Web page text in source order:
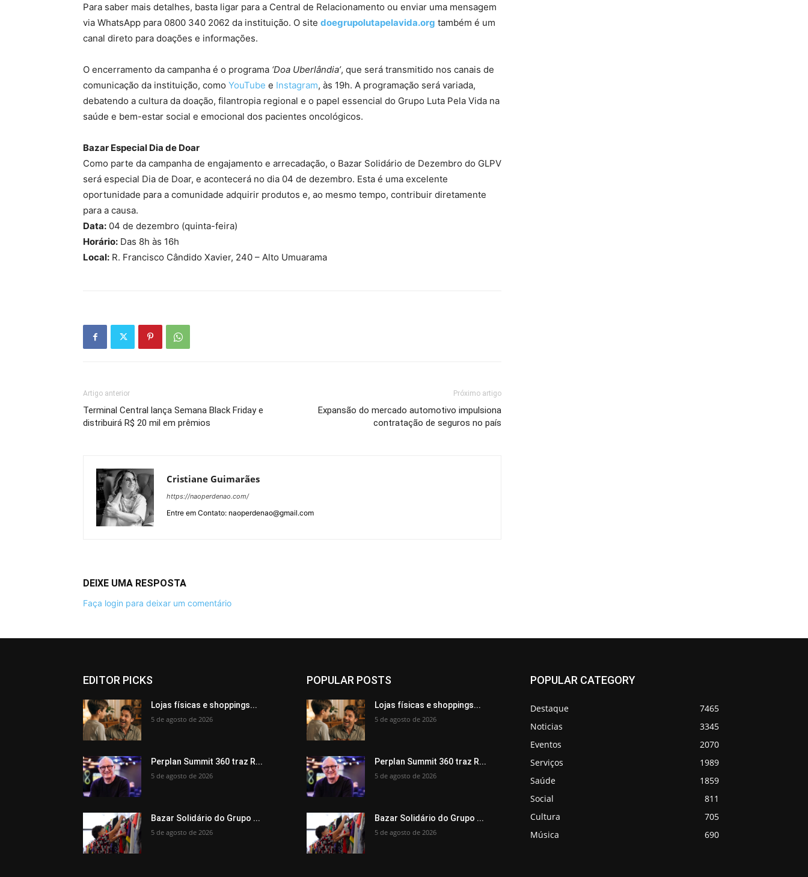
Para saber mais detalhes, basta ligar para a Central de Relacionamento ou enviar uma mensagem
via WhatsApp para 0800 340 2062 da instituição. O site doegrupolutapelavida.org também é um
canal direto para doações e informações.
O encerramento da campanha é o programa ‘Doa Uberlândia’, que será transmitido nos canais de
comunicação da instituição, como YouTube e Instagram, às 19h. A programação será variada,
debatendo a cultura da doação, filantropia regional e o papel essencial do Grupo Luta Pela Vida na
saúde e bem-estar social e emocional dos pacientes oncológicos.
Bazar Especial Dia de Doar
Como parte da campanha de engajamento e arrecadação, o Bazar Solidário de Dezembro do GLPV
será especial Dia de Doar, e acontecerá no dia 04 de dezembro. Esta é uma excelente
oportunidade para a comunidade adquirir produtos e, ao mesmo tempo, contribuir diretamente
para a causa.
Data: 04 de dezembro (quinta-feira)
Horário: Das 8h às 16h
Local: R. Francisco Cândido Xavier, 240 – Alto Umuarama
Artigo anterior
Terminal Central lança Semana Black Friday e
distribuirá R$ 20 mil em prêmios
Próximo artigo
Expansão do mercado automotivo impulsiona
contratação de seguros no país
Cristiane Guimarães
https://naoperdenao.com/
Entre em Contato: naoperdenao@gmail.com
DEIXE UMA RESPOSTA
Faça login para deixar um comentário
EDITOR PICKS
Lojas físicas e shoppings...
5 de agosto de 2026
Perplan Summit 360 traz R...
5 de agosto de 2026
Bazar Solidário do Grupo ...
5 de agosto de 2026
POPULAR POSTS
Lojas físicas e shoppings...
5 de agosto de 2026
Perplan Summit 360 traz R...
5 de agosto de 2026
Bazar Solidário do Grupo ...
5 de agosto de 2026
POPULAR CATEGORY
Destaque
7465
Noticias
3345
Eventos
2070
Serviços
1989
Saúde
1859
Social
811
Cultura
705
Música
690